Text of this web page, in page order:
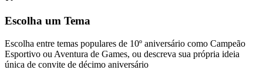
Escolha um Tema
Escolha entre temas populares de 10º aniversário como Campeão
Esportivo ou Aventura de Games, ou descreva sua própria ideia
única de convite de décimo aniversário